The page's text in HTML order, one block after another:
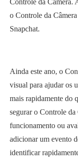
o Controle da
Snapchat.
Ainda este ano, o
visual para ajudar os
mais rapidamente do
segurar o Controle
funcionamento ou
adicionar um evento
identificar